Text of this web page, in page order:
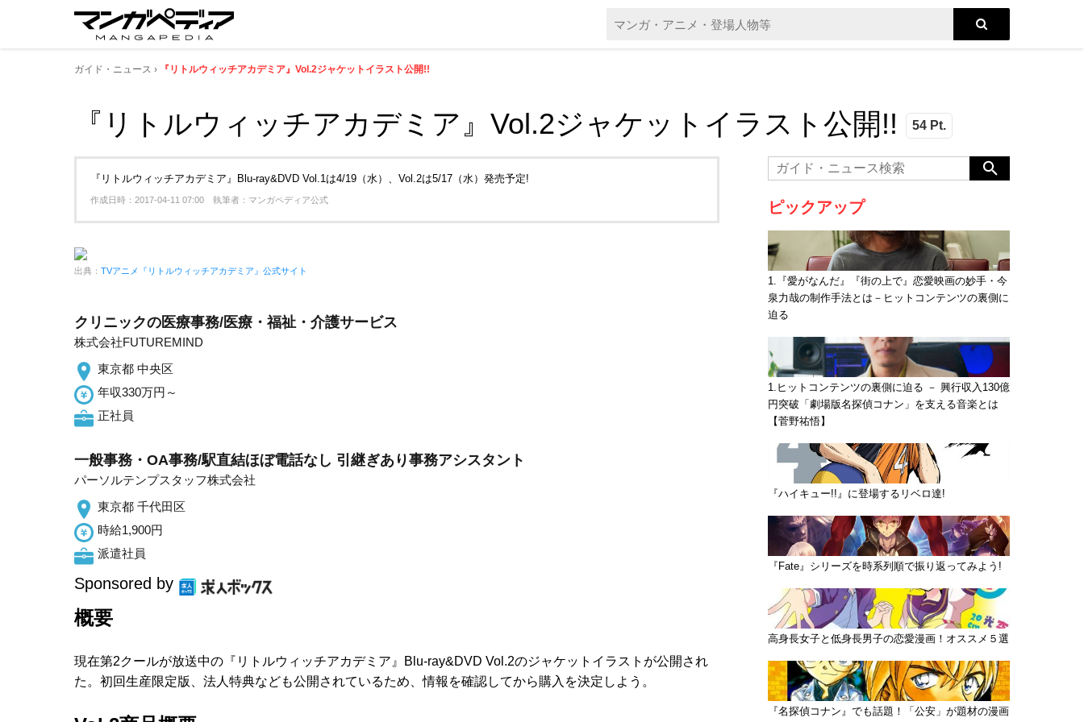
ガイド・ニュース 『リトルウィッチアカデミア』Vol.2ジャケットイラスト公開!!
『リトルウィッチアカデミア』Vol.2ジャケットイラスト公開!! 54 Pt.
『リトルウィッチアカデミア』Blu-ray&DVD Vol.1は4/19（水）、Vol.2は5/17（水）発売予定!
作成日時：2017-04-11 07:00 執筆者：マンガペディア公式
出典： TVアニメ『リトルウィッチアカデミア』公式サイト
クリニックの医療事務/医療・福祉・介護サービス
株式会社FUTUREMIND
東京都 中央区
年収330万円～
正社員
一般事務・OA事務/駅直結ほぼ電話なし 引継ぎあり事務アシスタント
パーソルテンプスタッフ株式会社
東京都 千代田区
時給1,900円
派遣社員
Sponsored by
概要
現在第2クールが放送中の『リトルウィッチアカデミア』Blu-ray&DVD Vol.2のジャケットイラストが公開され
た。初回生産限定版、法人特典なども公開されているため、情報を確認してから購入を決定しよう。
ピックアップ
1.『愛がなんだ』『街の上で』恋愛映画の妙手・今
泉力哉の制作手法とは－ヒットコンテンツの裏側に
迫る
1.ヒットコンテンツの裏側に迫る － 興行収入130億
円突破「劇場版名探偵コナン」を支える音楽とは
【菅野祐悟】
『ハイキュー!!』に登場するリベロ達!
『Fate』シリーズを時系列順で振り返ってみよう!
高身長女子と低身長男子の恋愛漫画！オススメ５選
『名探偵コナン』でも話題！「公安」が題材の漫画